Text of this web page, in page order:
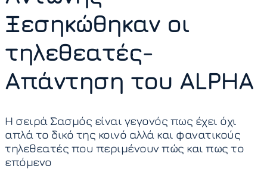
Ξεσηκώθηκαν οι
τηλεθεατές-
Απάντηση του ALPHA
Η σειρά Σασμός είναι γεγονός πως έχει όχι
απλά το δικό της κοινό αλλά και φανατικούς
τηλεθεατές που περιμένουν πώς και πως το
επόμενο